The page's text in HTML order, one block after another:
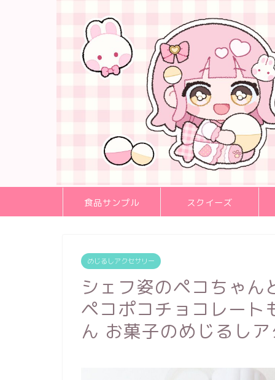
食品サンプル スクイーズ
めじるしアクセサリー
シェフ姿のペコちゃ
ペコポコチョコレート
ん お菓子のめじるし